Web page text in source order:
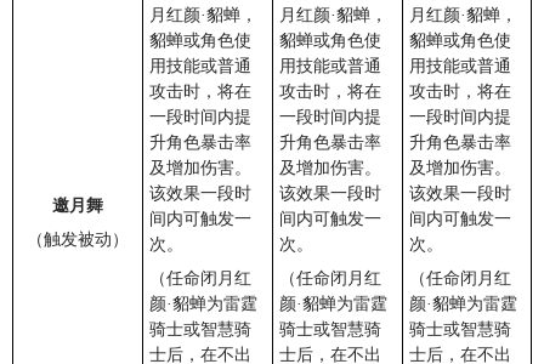
邀月舞
（触发被动）
月红颜·貂蝉，
貂蝉或角色使
用技能或普通
攻击时，将在
一段时间内提
升角色暴击率
及增加伤害。
该效果一段时
间内可触发一
次。
（任命闭月红
颜·貂蝉为雷霆
骑士或智慧骑
士后，在不出
月红颜·貂蝉，
貂蝉或角色使
用技能或普通
攻击时，将在
一段时间内提
升角色暴击率
及增加伤害。
该效果一段时
间内可触发一
次。
（任命闭月红
颜·貂蝉为雷霆
骑士或智慧骑
士后，在不出
月红颜·貂蝉，
貂蝉或角色使
用技能或普通
攻击时，将在
一段时间内提
升角色暴击率
及增加伤害。
该效果一段时
间内可触发一
次。
（任命闭月红
颜·貂蝉为雷霆
骑士或智慧骑
士后，在不出